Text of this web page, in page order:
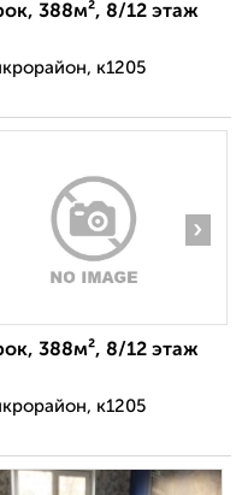
388м², 8/12 этаж
к1205
›
388м², 8/12 этаж
к1205